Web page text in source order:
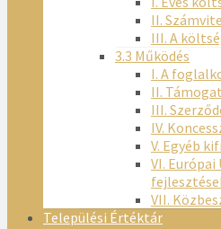
II.
III. A
3.3 Működés
I. A
II.
III.
IV.
V. Egyéb
VI.
VII.
Települési Értéktár